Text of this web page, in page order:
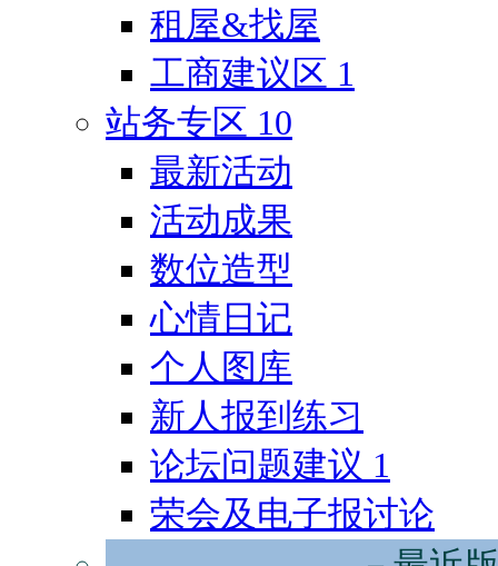
租屋&找屋
工商建议区 1
站务专区 10
最新活动
活动成果
数位造型
心情日记
个人图库
新人报到练习
论坛问题建议 1
荣会及电子报讨论